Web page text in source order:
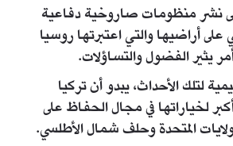
نشر منظومات صاروخية دفاعية
أراضيها والتي اعتبرتها روسيا
يثير الفضول والتساؤلات.
لتلك الأحداث، يبدو أن تركيا
لخياراتها في مجال الحفاظ على
المتحدة وحلف شمال الأطلسي.